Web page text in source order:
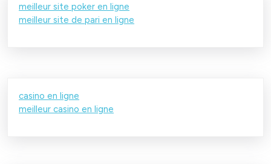
meilleur site poker en ligne
meilleur site de pari en ligne
casino en ligne
meilleur casino en ligne